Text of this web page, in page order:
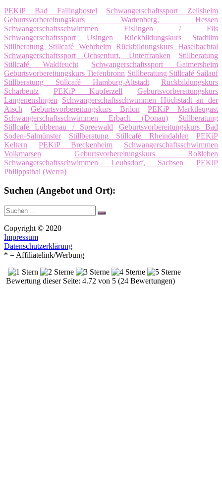
PEKiP Bad Fallingbostel
Schwangerschaftssport Zeilsheim
Geburtsvorbereitungskurs Wartenberg, Hessen
Schwangerschaftsschwimmen Eislingen / Fils
Schwangerschaftssport Usingen
Rückbildungskurs Stadtilm
Stillberatung Stillcafé Wehrheim Rückbildungskurs Haselbachtal
Schwangerschaftssport Ochsenfurt, Unterfranken
Stillberatung
Stillcafé Waldfeucht
Schwangerschaftssport Gaimersheim
Geburtsvorbereitungskurs Tiefenbronn Stillberatung Stillcafé Sailauf
Stillberatung Stillcafé Hamburg-Altstadt
Rückbildungskurs
Scharbeutz
PEKiP Kupferzell
Geburtsvorbereitungskurs
Langenenslingen
Schwangerschaftsschwimmen Höchstadt an der
Aisch
Geburtsvorbereitungskurs Brilon
PEKiP Marktleugast
Schwangerschaftsschwimmen Erbach (Donau)
Stillberatung
Stillcafé Lübbenau / Spreewald
Geburtsvorbereitungskurs Bad
Soden-Salmünster
Stillberatung Stillcafé Rheindahlen
PEKiP
Keltern
PEKiP Breckenheim
Schwangerschaftsschwimmen
Volkmarsen
Geburtsvorbereitungskurs Roßleben
Schwangerschaftsschwimmen Leubsdorf, Sachsen
PEKiP
Philippsthal (Werra)
Suchen (Angebot und Ort):
Suche
nach:
Suchen
Copyright © 2020
Impressum
Datenschutzerklärung
* = Affiliatelink/Werbung
Bewertung dieser Seite: 4.72 von 5 (24 Bewertungen)